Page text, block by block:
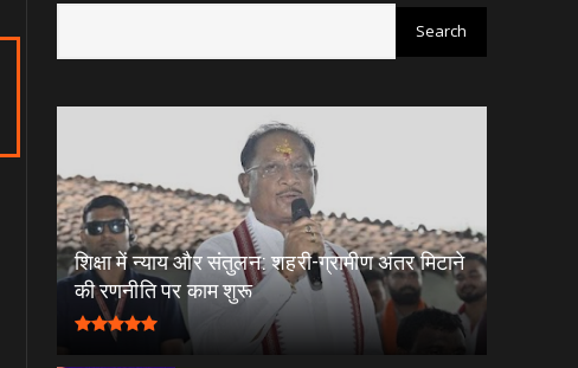
शिक्षा में न्याय और संतुलन: शहरी-ग्रामीण अंतर मिटाने
की रणनीति पर काम शुरू